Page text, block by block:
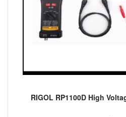
RIGOL RP1100D High